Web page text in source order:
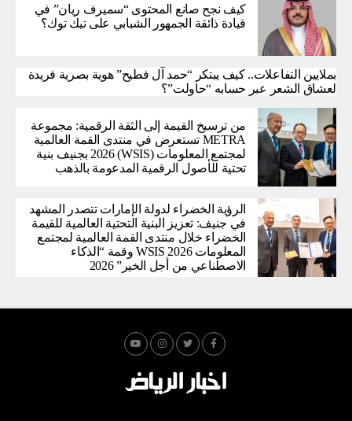
كيف نجح صانع المحتوى “سميرف ريان” في
قيادة ذائقة الجمهور الشبابي على تيك توك؟
بملايين التفاعلات.. كيف يبتكر “حمد آل فطيح” هوية بصرية فريدة
لعشاق الشعر عبر حسابه “حاولت”؟
من ترسيخ القيمة إلى الثقة الرقمية: مجموعة
METRA تستعرض في منتدى القمة العالمية
لمجتمع المعلومات (WSIS) 2026 بجنيف بنية
تحتية للأصول الرقمية المدعومة بالذهب
الرؤية الخضراء لدولة الإمارات تتصدر المشهد
في جنيف: تعزيز البنية التحتية العالمية للقيمة
الخضراء خلال منتدى القمة العالمية لمجتمع
المعلومات WSIS 2026 وقمة “الذكاء
الاصطناعي من أجل الخير” 2026